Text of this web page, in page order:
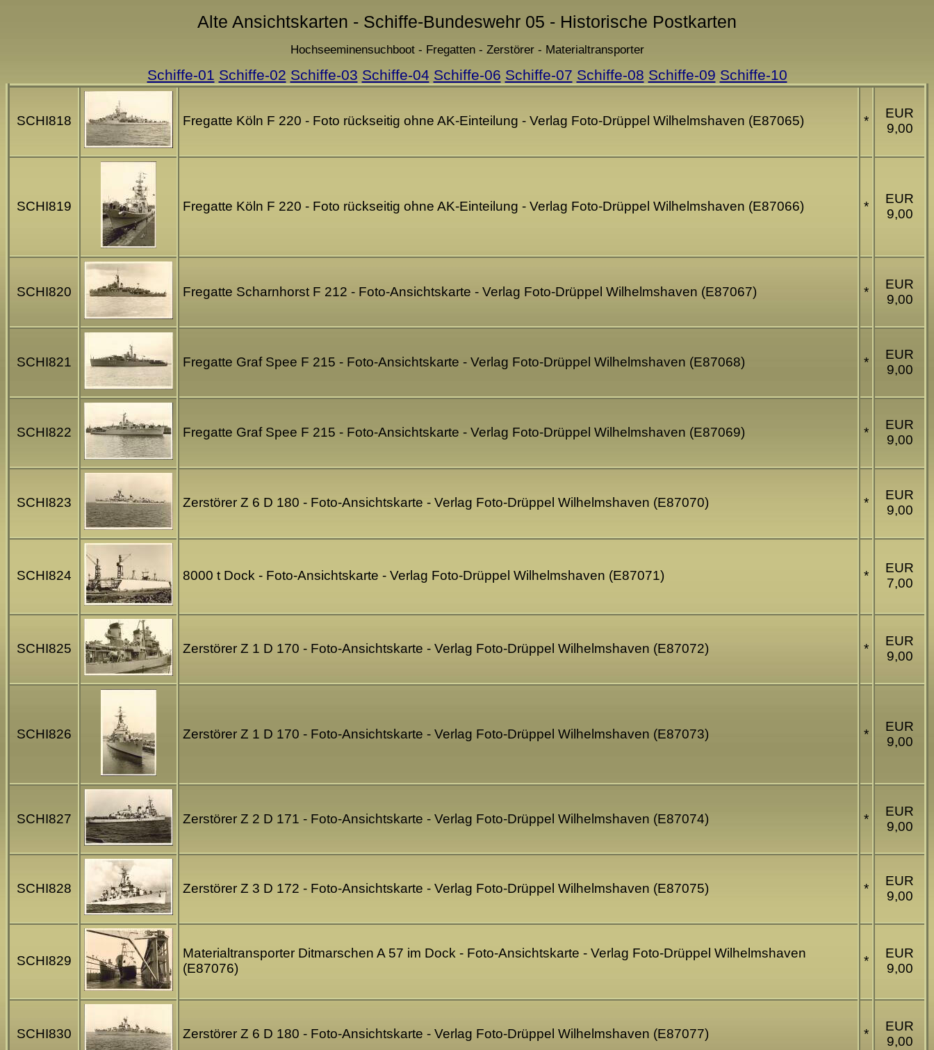
Alte Ansichtskarten - Schiffe-Bundeswehr 05 - Historische Postkarten
Hochseeminensuchboot - Fregatten - Zerstörer - Materialtransporter
Schiffe-01 Schiffe-02 Schiffe-03 Schiffe-04 Schiffe-06 Schiffe-07 Schiffe-08 Schiffe-09 Schiffe-10
SCHI818 Fregatte Köln F 220 - Foto rückseitig ohne AK-Einteilung - Verlag Foto-Drüppel Wilhelmshaven (E87065) *
EUR
9,00
SCHI819 Fregatte Köln F 220 - Foto rückseitig ohne AK-Einteilung - Verlag Foto-Drüppel Wilhelmshaven (E87066) *
EUR
9,00
SCHI820 Fregatte Scharnhorst F 212 - Foto-Ansichtskarte - Verlag Foto-Drüppel Wilhelmshaven (E87067) *
EUR
9,00
SCHI821 Fregatte Graf Spee F 215 - Foto-Ansichtskarte - Verlag Foto-Drüppel Wilhelmshaven (E87068) *
EUR
9,00
SCHI822 Fregatte Graf Spee F 215 - Foto-Ansichtskarte - Verlag Foto-Drüppel Wilhelmshaven (E87069) *
EUR
9,00
SCHI823 Zerstörer Z 6 D 180 - Foto-Ansichtskarte - Verlag Foto-Drüppel Wilhelmshaven (E87070) *
EUR
9,00
SCHI824 8000 t Dock - Foto-Ansichtskarte - Verlag Foto-Drüppel Wilhelmshaven (E87071) *
EUR
7,00
SCHI825 Zerstörer Z 1 D 170 - Foto-Ansichtskarte - Verlag Foto-Drüppel Wilhelmshaven (E87072) *
EUR
9,00
SCHI826 Zerstörer Z 1 D 170 - Foto-Ansichtskarte - Verlag Foto-Drüppel Wilhelmshaven (E87073) *
EUR
9,00
SCHI827 Zerstörer Z 2 D 171 - Foto-Ansichtskarte - Verlag Foto-Drüppel Wilhelmshaven (E87074) *
EUR
9,00
SCHI828 Zerstörer Z 3 D 172 - Foto-Ansichtskarte - Verlag Foto-Drüppel Wilhelmshaven (E87075) *
EUR
9,00
SCHI829
Materialtransporter Ditmarschen A 57 im Dock - Foto-Ansichtskarte - Verlag Foto-Drüppel Wilhelmshaven
(E87076)
*
EUR
9,00
SCHI830 Zerstörer Z 6 D 180 - Foto-Ansichtskarte - Verlag Foto-Drüppel Wilhelmshaven (E87077) *
EUR
9,00